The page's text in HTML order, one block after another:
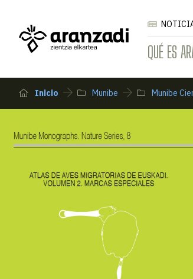
QUÉ ES
Inicio Munibe Munibe